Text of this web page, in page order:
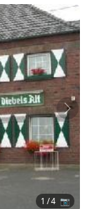
Weiter
1 / 4 📷